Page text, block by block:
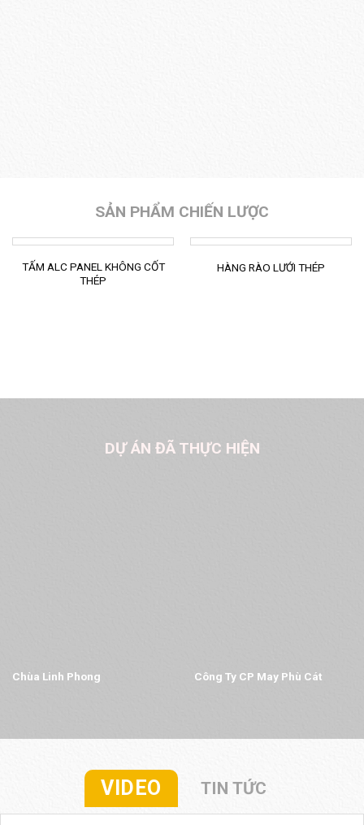
SẢN PHẨM CHIẾN LƯỢC
TẤM ALC PANEL KHÔNG CỐT
THÉP
HÀNG RÀO LƯỚI THÉP
DỰ ÁN ĐÃ THỰC HIỆN
Chùa Linh Phong Công Ty CP May Phù Cát
VIDEO TIN TỨC